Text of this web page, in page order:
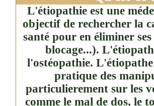
L'étiopathie est une
objectif de rechercher la
santé pour en éliminer
blocage...).
l'ostéopathie.
pratique des
particulierement sur les
comme le mal de dos, le